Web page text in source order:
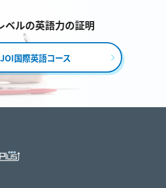
ベルの英語力の証明
JOI国際英語コース